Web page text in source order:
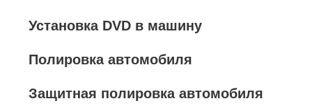
Установка DVD в машину
Полировка автомобиля
Защитная полировка автомобиля